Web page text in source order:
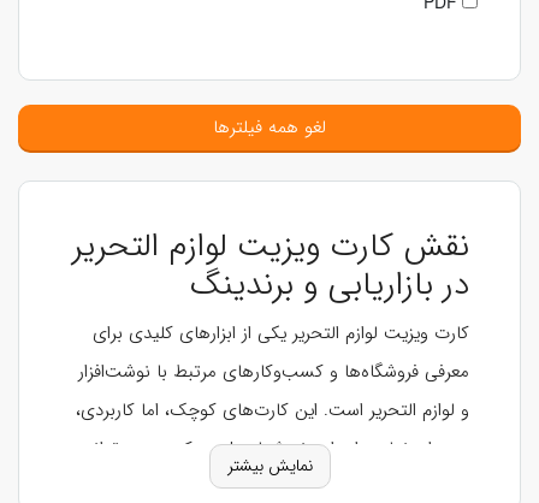
لغو همه فیلترها
نقش کارت ویزیت لوازم التحریر
در بازاریابی و برندینگ
کارت ویزیت لوازم التحریر یکی از ابزارهای کلیدی برای
معرفی فروشگاه‌ها و کسب‌وکارهای مرتبط با نوشت‌افزار
و لوازم التحریر است. این کارت‌های کوچک، اما کاربردی،
به‌عنوان نماینده‌ای از برند شما عمل می‌کنند و می‌توانند
در جلب اعتماد مشتریان و جذب خریداران جدید نقش
نمایش بیشتر